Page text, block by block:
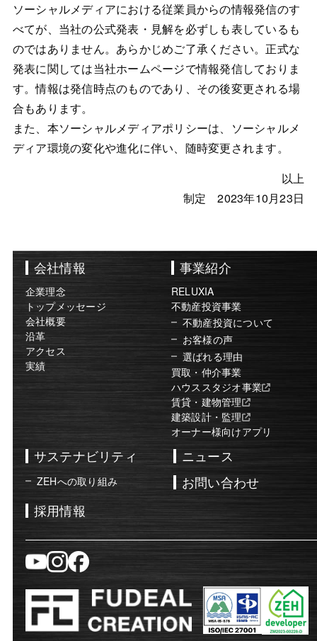
ソーシャルメディアにおける従業員からの情報発信のす
べてが、当社の公式発表・見解を必ずしも表しているも
のではありません。あらかじめご了承ください。正式な
発表に関しては当社ホームページで情報発信しておりま
す。情報は発信時点のものであり、その後変更される場
合もあります。
また、本ソーシャルメディアポリシーは、ソーシャルメ
ディア環境の変化や進化に伴い、随時変更されます。
以上
制定 2023年10月23日
会社情報
企業理念
トップメッセージ
会社概要
沿革
アクセス
実績
事業紹介
RELUXIA
不動産投資事業
不動産投資について
お客様の声
選ばれる理由
買取・仲介事業
ハウススタジオ事業
賃貸・建物管理
建築設計・監理
オーナー様向けアプリ
サステナビリティ
ZEHへの取り組み
ニュース
採用情報
お問い合わせ